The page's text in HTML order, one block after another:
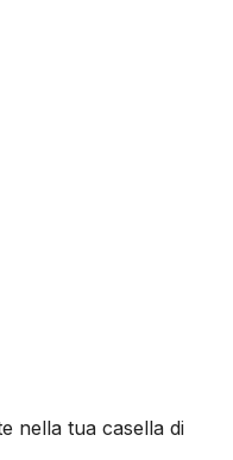
nella tua casella di